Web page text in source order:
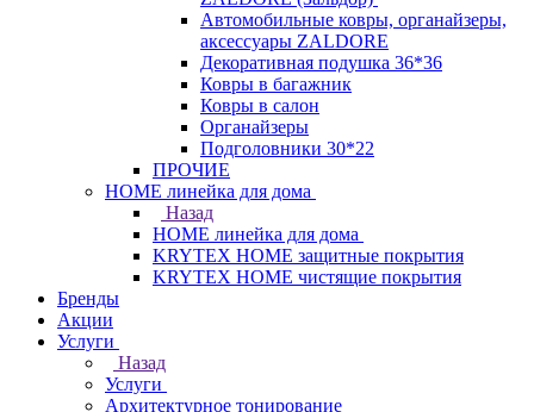
Автомобильные ковры, органайзеры,
аксессуары ZALDORE
Декоративная подушка 36*36
Ковры в багажник
Ковры в салон
Органайзеры
Подголовники 30*22
ПРОЧИЕ
HOME линейка для дома
Назад
HOME линейка для дома
KRYTEX HOME защитные покрытия
KRYTEX HOME чистящие покрытия
Бренды
Акции
Услуги
Назад
Услуги
Архитектурное тонирование